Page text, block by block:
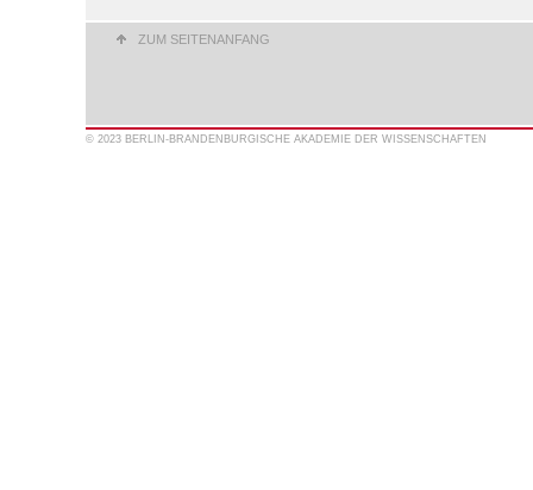
ZUM SEITENANFANG
© 2023 BERLIN-BRANDENBURGISCHE AKADEMIE DER WISSENSCHAFTEN